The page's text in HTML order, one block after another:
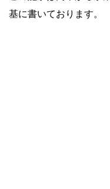
基に書いております。